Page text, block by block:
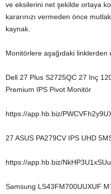
ve eksilerini net şekilde ortaya
kararınızı vermeden önce
kaynak.
Monitörlere aşağıdaki linklerden
Dell 27 Plus S2725QC 27 Inç
Premium IPS Pivot Monitör
https://app.hb.biz/
27 ASUS PA279CV IPS UHD
https://app.hb.biz/
Samsung LS43FM700UUXUF